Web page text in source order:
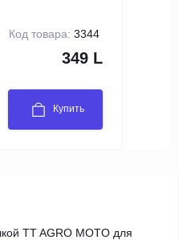
Код товара: 3344
349 L
Купить
TT AGRO MOTO для